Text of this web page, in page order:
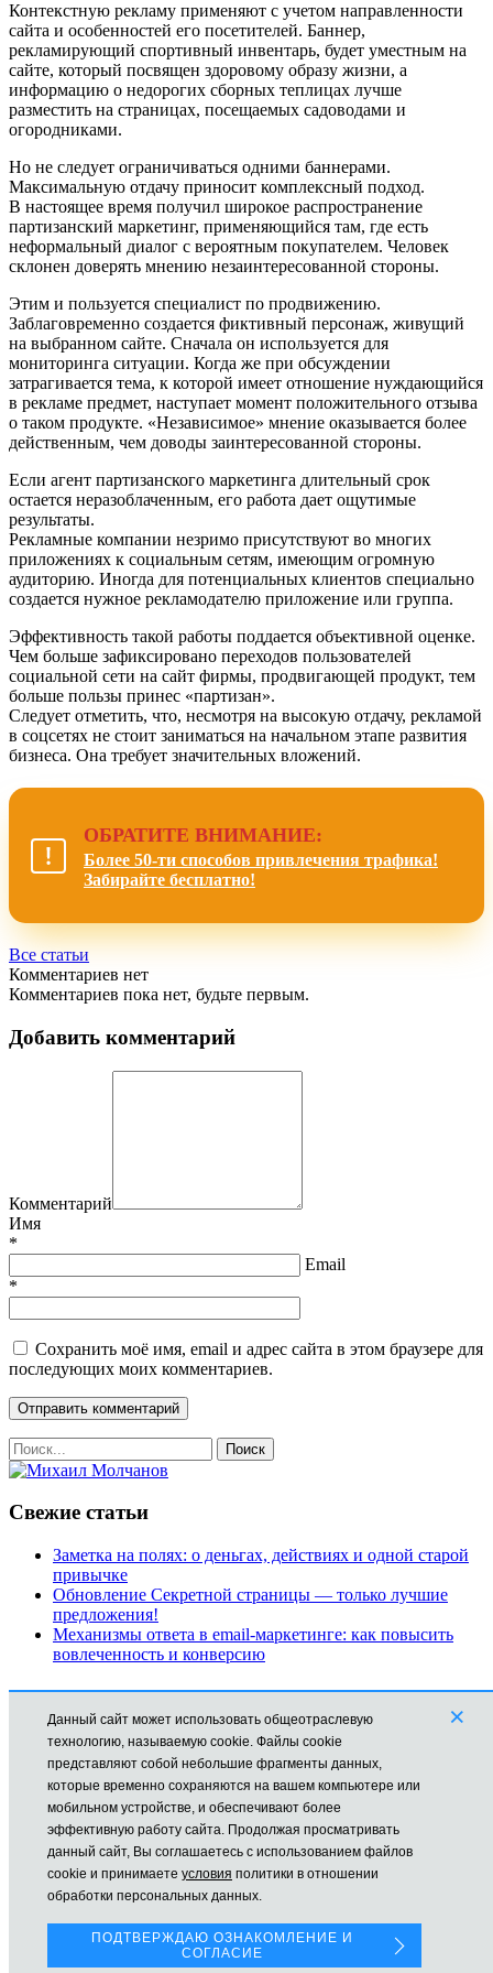
Контекстную рекламу применяют с учетом направленности
сайта и особенностей его посетителей. Баннер,
рекламирующий спортивный инвентарь, будет уместным на
сайте, который посвящен здоровому образу жизни, а
информацию о недорогих сборных теплицах лучше
разместить на страницах, посещаемых садоводами и
огородниками.
Но не следует ограничиваться одними баннерами.
Максимальную отдачу приносит комплексный подход.
В настоящее время получил широкое распространение
партизанский маркетинг, применяющийся там, где есть
неформальный диалог с вероятным покупателем. Человек
склонен доверять мнению незаинтересованной стороны.
Этим и пользуется специалист по продвижению.
Заблаговременно создается фиктивный персонаж, живущий
на выбранном сайте. Сначала он используется для
мониторинга ситуации. Когда же при обсуждении
затрагивается тема, к которой имеет отношение нуждающийся
в рекламе предмет, наступает момент положительного отзыва
о таком продукте. «Независимое» мнение оказывается более
действенным, чем доводы заинтересованной стороны.
Если агент партизанского маркетинга длительный срок
остается неразоблаченным, его работа дает ощутимые
результаты.
Рекламные компании незримо присутствуют во многих
приложениях к социальным сетям, имеющим огромную
аудиторию. Иногда для потенциальных клиентов специально
создается нужное рекламодателю приложение или группа.
Эффективность такой работы поддается объективной оценке.
Чем больше зафиксировано переходов пользователей
социальной сети на сайт фирмы, продвигающей продукт, тем
больше пользы принес «партизан».
Следует отметить, что, несмотря на высокую отдачу, рекламой
в соцсетях не стоит заниматься на начальном этапе развития
бизнеса. Она требует значительных вложений.
ОБРАТИТЕ ВНИМАНИЕ:
Более 50-ти способов привлечения трафика!
Забирайте бесплатно!
Все статьи
Комментариев нет
Комментариев пока нет, будьте первым.
Добавить комментарий
Комментарий
Имя
*
Email
*
Сохранить моё имя, email и адрес сайта в этом браузере для
последующих моих комментариев.
Свежие статьи
Заметка на полях: о деньгах, действиях и одной старой
привычке
Обновление Секретной страницы — только лучшие
предложения!
Механизмы ответа в email-маркетинге: как повысить
вовлеченность и конверсию
Рубрики
Автоматизация
Заработок в Интернете
Новости
Обучение
Продвижение
Технические моменты
Все права защищены © mikhailmolchanov.ru Молчанов Михаил
представления.
Если Вы продолжаете использовать сайт, мы будем считать,
Данный сайт может использовать общеотраслевую
технологию, называемую cookie. Файлы cookie
представляют собой небольшие фрагменты данных,
которые временно сохраняются на вашем компьютере или
мобильном устройстве, и обеспечивают более
эффективную работу сайта. Продолжая просматривать
данный сайт, Вы соглашаетесь с использованием файлов
cookie и принимаете условия политики в отношении
обработки персональных данных.
×
ПОДТВЕРЖДАЮ ОЗНАКОМЛЕНИЕ И
СОГЛАСИЕ